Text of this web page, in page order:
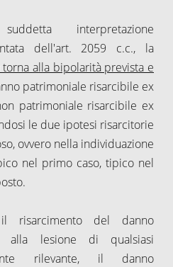
interpretazione
dell'art. 2059 c.c., la
alla bipolarità prevista e
patrimoniale risarcibile ex
patrimoniale risarcibile ex
le due ipotesi risarcitorie
ovvero nella individuazione
nel primo caso, tipico nel
risarcimento del danno
alla lesione di qualsiasi
rilevante, il danno